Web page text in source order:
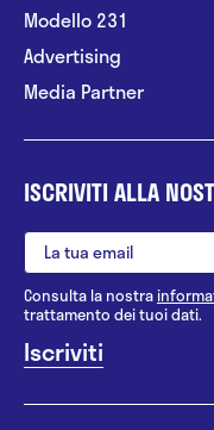
Modello 231
Advertising
Media Partner
ISCRIVITI ALLA
Consulta la nostra
trattamento dei tuoi dati.